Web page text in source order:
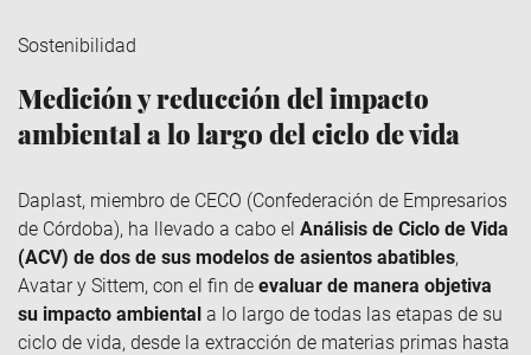
Sostenibilidad
Medición y reducción del impacto
ambiental a lo largo del ciclo de vida
Daplast, miembro de CECO (Confederación de Empresarios
de Córdoba), ha llevado a cabo el Análisis de Ciclo de Vida
(ACV) de dos de sus modelos de asientos abatibles,
Avatar y Sittem, con el fin de evaluar de manera objetiva
su impacto ambiental a lo largo de todas las etapas de su
ciclo de vida, desde la extracción de materias primas hasta